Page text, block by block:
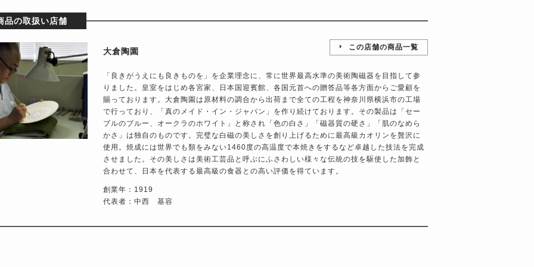
品の取扱い店舗
大倉陶園 この店舗の商品一覧
「良きがうえにも良きものを」を企業理念に、常に世界最高水準の美術陶磁器を目指して参
りました。皇室をはじめ各宮家、日本国迎賓館、各国元首への贈答品等各方面からご愛顧を
賜っております。大倉陶園は原材料の調合から出荷まで全ての工程を神奈川県横浜市の工場
で行っており、「真のメイド・イン・ジャパン」を作り続けております。その製品は「セー
ブルのブルー、オークラのホワイト」と称され「色の白さ」「磁器質の硬さ」「肌のなめら
かさ」は独自のものです。完璧な白磁の美しさを創り上げるために最高級カオリンを贅沢に
使用。焼成には世界でも類をみない1460度の高温度で本焼きをするなど卓越した技法を完成
させました。その美しさは美術工芸品と呼ぶにふさわしい様々な伝統の技を駆使した加飾と
合わせて、日本を代表する最高級の食器との高い評価を得ています。
創業年：1919
代表者：中西 基容